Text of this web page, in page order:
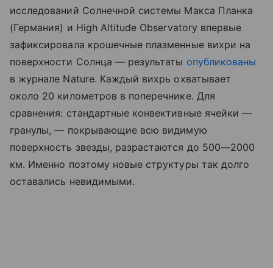
исследований Солнечной системы Макса Планка
(Германия) и High Altitude Observatory впервые
зафиксировала крошечные плазменные вихри на
поверхности Солнца — результаты опубликованы
в журнале Nature. Каждый вихрь охватывает
около 20 километров в поперечнике. Для
сравнения: стандартные конвективные ячейки —
гранулы, — покрывающие всю видимую
поверхность звезды, разрастаются до 500—2000
км. Именно поэтому новые структуры так долго
оставались невидимыми.